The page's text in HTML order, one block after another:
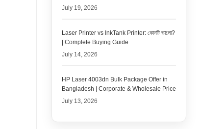
July 19, 2026
Laser Printer vs InkTank Printer: কোনটি ভালো?
| Complete Buying Guide
July 14, 2026
HP Laser 4003dn Bulk Package Offer in
Bangladesh | Corporate & Wholesale Price
July 13, 2026